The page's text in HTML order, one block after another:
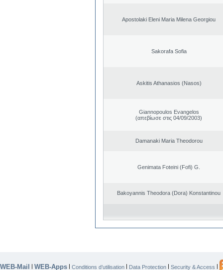
Apostolaki Eleni Maria Milena Georgiou
Sakorafa Sofia
Askitis Athanasios (Nasos)
Giannopoulos Evangelos
(απεβίωσε στις 04/09/2003)
Damanaki Maria Theodorou
Genimata Foteini (Fofi) G.
Bakoyannis Theodora (Dora) Konstantinou
WEB-Mail | WEB-Apps | Conditions d’utilisation | Data Protection | Security & Access |